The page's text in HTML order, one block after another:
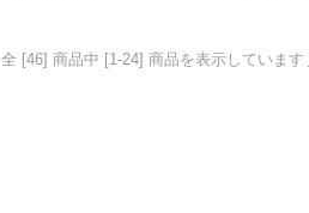
全 [46] 商品中 [1-24] 商品を表示しています